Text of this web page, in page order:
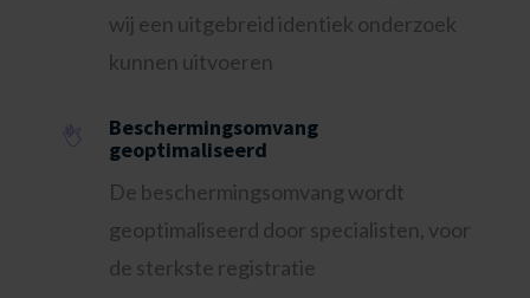
wij een uitgebreid identiek onderzoek
kunnen uitvoeren
Beschermingsomvang
geoptimaliseerd
De beschermingsomvang wordt
geoptimaliseerd door specialisten, voor
de sterkste registratie